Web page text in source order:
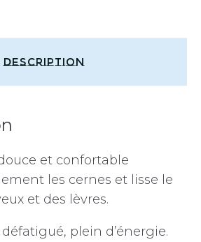
Description
et confortable
les cernes et lisse le
et des lèvres.
plein d’énergie.